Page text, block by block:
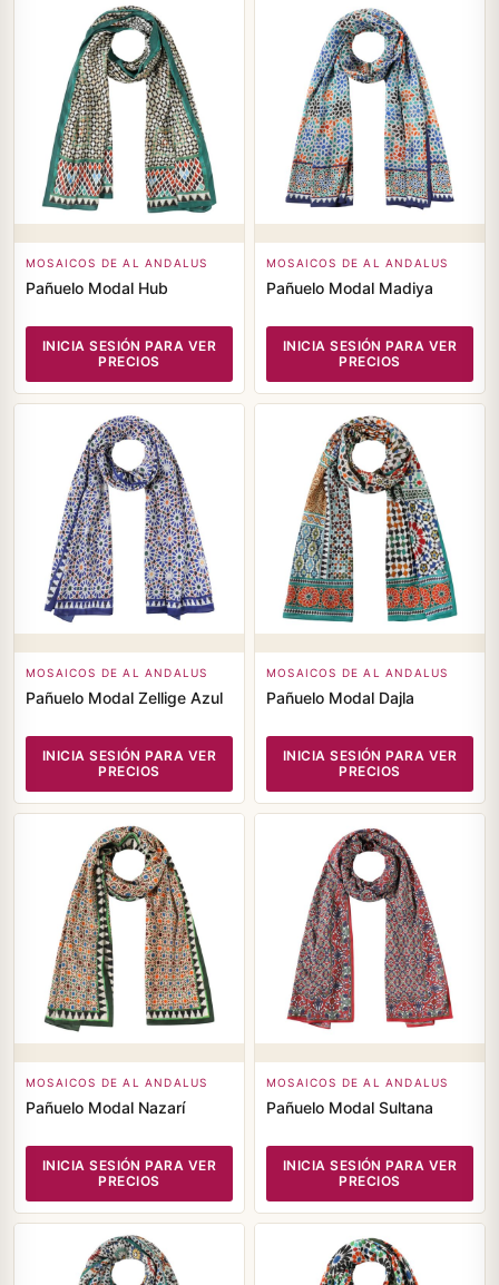
MOSAICOS DE AL ANDALUS
Pañuelo Modal Hub
INICIA SESIÓN PARA VER
PRECIOS
MOSAICOS DE AL ANDALUS
Pañuelo Modal Madiya
INICIA SESIÓN PARA VER
PRECIOS
MOSAICOS DE AL ANDALUS
Pañuelo Modal Zellige Azul
INICIA SESIÓN PARA VER
PRECIOS
MOSAICOS DE AL ANDALUS
Pañuelo Modal Dajla
INICIA SESIÓN PARA VER
PRECIOS
MOSAICOS DE AL ANDALUS
Pañuelo Modal Nazarí
INICIA SESIÓN PARA VER
PRECIOS
MOSAICOS DE AL ANDALUS
Pañuelo Modal Sultana
INICIA SESIÓN PARA VER
PRECIOS